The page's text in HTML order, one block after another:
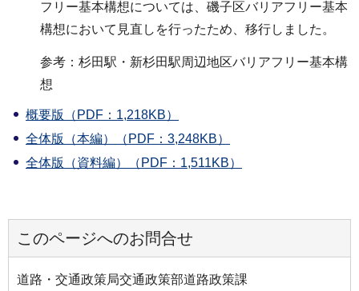
フリー基本構想については、磯子区バリアフリー基本
構想において見直しを行ったため、移行しました。
参考：杉田駅・新杉田駅周辺地区バリアフリー基本構
想
概要版（PDF：1,218KB）
全体版（本編）（PDF：3,248KB）
全体版（資料編）（PDF：1,511KB）
このページへのお問合せ
道路・交通政策局交通政策部道路政策課